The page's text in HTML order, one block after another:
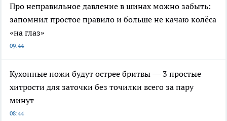
Про неправильное давление в шинах можно забыть:
запомнил простое правило и больше не качаю колёса
«на глаз»
09:44
Кухонные ножи будут острее бритвы — 3 простые
хитрости для заточки без точилки всего за пару
минут
08:44